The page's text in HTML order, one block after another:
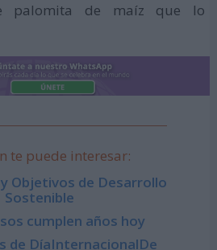
palomita de maíz que lo
te puede interesar:
Objetivos de Desarrollo
Sostenible
cumplen años hoy
de DíaInternacionalDe